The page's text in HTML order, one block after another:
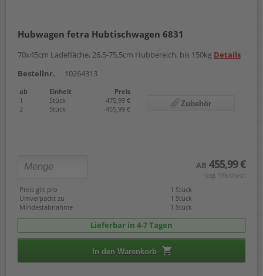
Hubwagen fetra Hubtischwagen 6831
70x45cm Ladefläche, 26,5-75,5cm Hubbereich, bis 150kg Details
Bestellnr.
10264313
ab Einheit
Preis
1
Stück
475,99 €
2
Stück 455,99 €
Zubehör
AB 455,99 €
(zzgl. 19% Mwst.)
Preis gilt pro
1 Stück
Umverpackt zu
1 Stück
Mindestabnahme
1 Stück
Lieferbar in 4-7 Tagen
In den Warenkorb